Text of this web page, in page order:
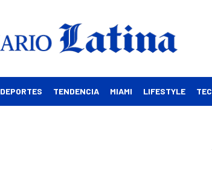
DEPORTES TENDENCIA MIAMI LIFESTYLE